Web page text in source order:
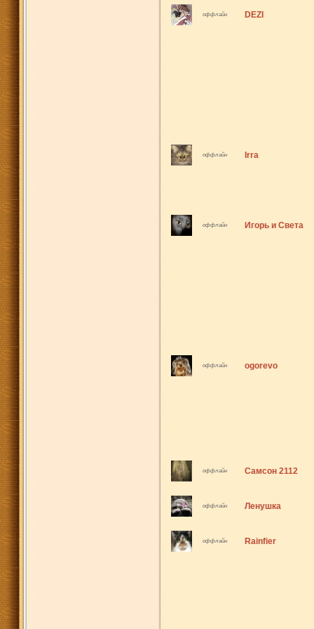
оффлайн DEZI
оффлайн Irra
оффлайн Игорь и Света
оффлайн ogorevo
оффлайн Самсон 2112
оффлайн Ленушка
оффлайн Rainfier